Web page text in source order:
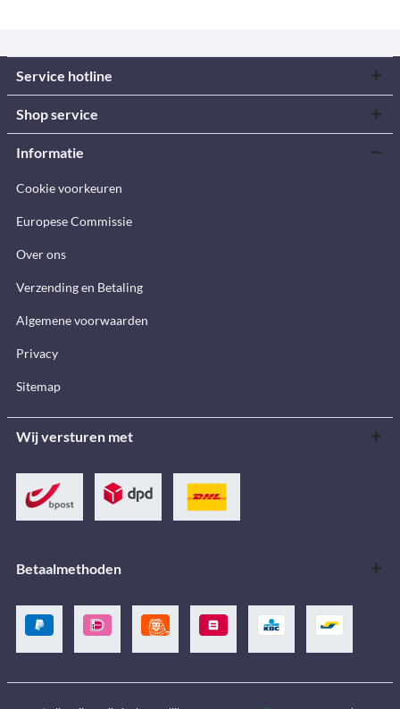
Service hotline
Shop service
Informatie
Cookie voorkeuren
Europese Commissie
Over ons
Verzending en Betaling
Algemene voorwaarden
Privacy
Sitemap
Wij versturen met
Betaalmethoden